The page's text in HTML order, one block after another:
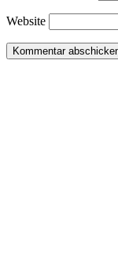
Website